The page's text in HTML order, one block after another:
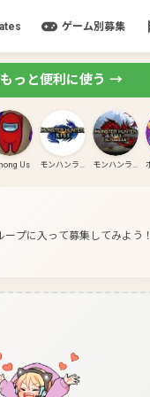
ゲーム別募集
っと便利に使う →
Us モンハンライズ モンハンライズ:サンブレイク
プに入って募集してみよう！